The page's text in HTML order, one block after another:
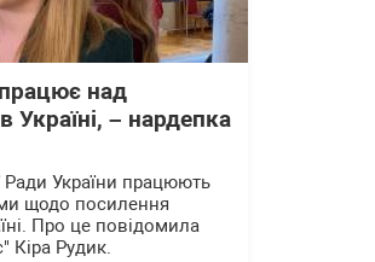
над
Україні, – нардепка
Ради України працюють
щодо посилення
Про це повідомила
Кіра Рудик.